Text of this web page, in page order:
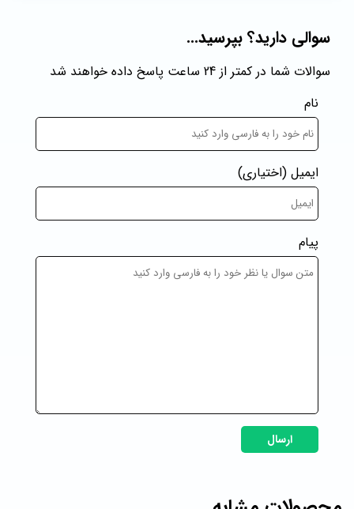
سوالی دارید؟ بپرسید...
سوالات شما در کمتر از 24 ساعت پاسخ داده خواهند شد
نام
ایمیل (اختیاری)
پیام
ارسال